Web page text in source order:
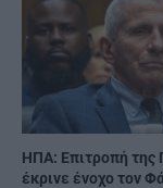
ΗΠΑ: Επιτροπή της
έκρινε ένοχο τον